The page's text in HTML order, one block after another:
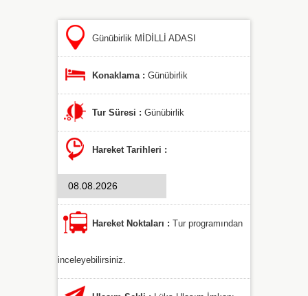
Günübirlik MİDİLLİ ADASI
Konaklama : Günübirlik
Tur Süresi : Günübirlik
Hareket Tarihleri :
Hareket Noktaları : Tur programından
inceleyebilirsiniz.